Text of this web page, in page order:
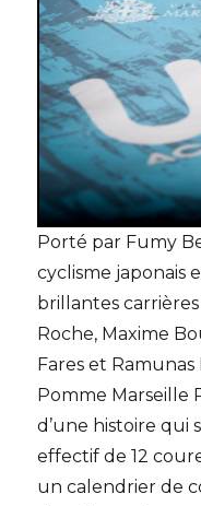
Porté par Fumy
cyclisme japonais
brillantes
Roche, Maxime
Fares et Ramunas
Pomme Marseille
d’une histoire qui
effectif de 12
un calendrier de